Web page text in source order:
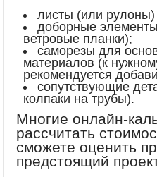
листы (или рулоны)
доборные
ветровые планки);
саморезы для
материалов (к
рекомендуется
сопутствующие
колпаки на трубы).
Многие онлайн-
рассчитать
сможете оценить
предстоящий